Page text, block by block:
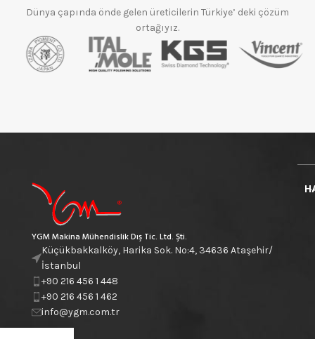
Dünya çapında önde gelen üreticilerin Türkiye’ deki çözüm
ortağıyız.
YGM Makina Mühendislik Dış Tic. Ltd. Şti.
Küçükbakkalköy, Harika Sok. No:4, 34636 Ataşehir/
İstanbul
+90 216 456 1 448
+90 216 456 1 462
info@ygm.com.tr